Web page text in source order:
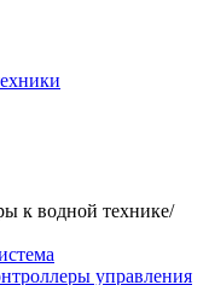
к водной технике/
управления